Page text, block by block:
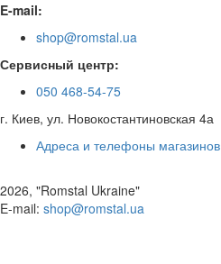
E-mail:
shop@romstal.ua
Сервисный центр:
050 468-54-75
г. Киев, ул. Новокостантиновская 4а
Адреса и телефоны магазинов
2026, "Romstal Ukraine"
​E-mail: shop@romstal.ua